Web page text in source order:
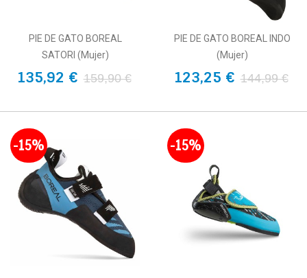
PIE DE GATO BOREAL
SATORI (Mujer)
135,92 € 159,90 €
PIE DE GATO BOREAL INDO
(Mujer)
123,25 € 144,99 €
-15% -15%